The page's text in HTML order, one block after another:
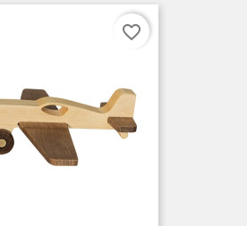
favorite_border